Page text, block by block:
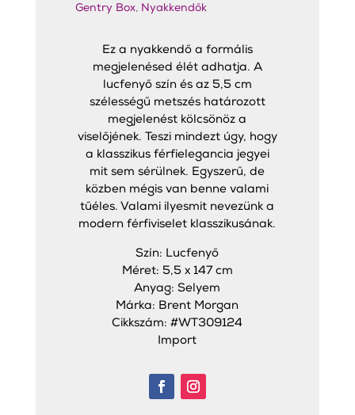
Gentry Box, Nyakkendők
Ez a nyakkendő a formális
megjelenésed élét adhatja. A
lucfenyő szín és az 5,5 cm
szélességű metszés határozott
megjelenést kölcsönöz a
viselőjének. Teszi mindezt úgy, hogy
a klasszikus férfielegancia jegyei
mit sem sérülnek. Egyszerű, de
közben mégis van benne valami
tűéles. Valami ilyesmit nevezünk a
modern férfiviselet klasszikusának.
Szín: Lucfenyő
Méret: 5,5 x 147 cm
Anyag: Selyem
Márka: Brent Morgan
Cikkszám: #WT309124
Import